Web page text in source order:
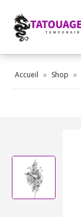
Accueil » Shop »